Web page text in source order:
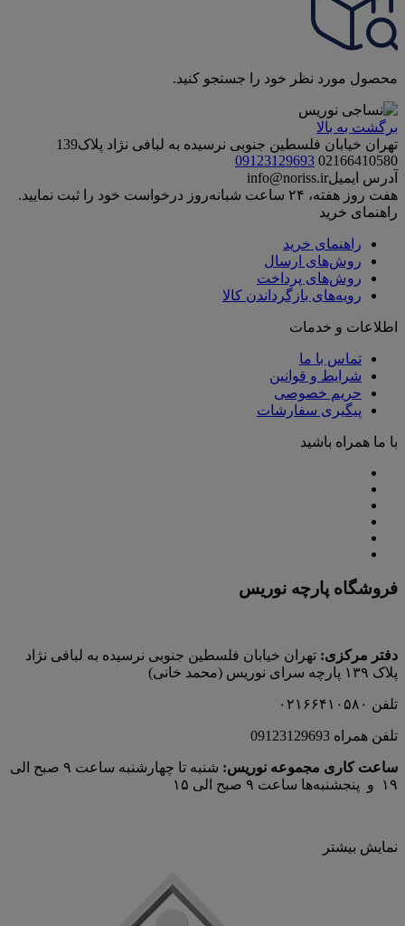
محصول مورد نظر خود را جستجو کنید.
برگشت به بالا
تهران خیابان فلسطین جنوبی نرسیده به لبافی نژاد پلاک139
02166410580
09123129693
آدرس ایمیلinfo@noriss.ir
هفت روز هفته، ۲۴ ساعت شبانه‌روز درخواست خود را ثبت نمایید.
راهنمای خرید
راهنمای خرید
روش‌های ارسال
روش‌های پرداخت
رویه‌های بازگرداندن کالا
اطلاعات و خدمات
تماس با ما
شرایط و قوانین
حریم خصوصی
پیگیری سفارشات
با ما همراه باشید
فروشگاه پارچه نوریس
دفتر مرکزی: تهران خیابان فلسطین جنوبی نرسیده به لبافی نژاد
پلاک ۱۳۹ پارچه‌ سرای نوريس (محمد خانی)
تلفن ۰۲۱۶۶۴۱۰۵۸۰
تلفن همراه 09123129693
ساعت کاری مجموعه نوریس:
شنبه تا چهارشنبه ساعت ۹ صبح الی
۱۹ و پنجشنبه‌ها ساعت ۹ صبح الی ۱۵
نمایش بیشتر